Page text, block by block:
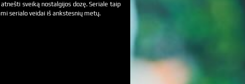
sveiką nostalgijos dozę. Seriale taip
serialo veidai iš ankstesnių metų.